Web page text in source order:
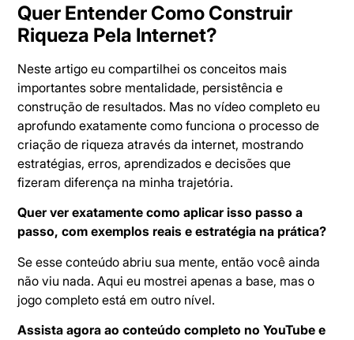
Quer Entender Como Construir
Riqueza Pela Internet?
Neste artigo eu compartilhei os conceitos mais
importantes sobre mentalidade, persistência e
construção de resultados. Mas no vídeo completo eu
aprofundo exatamente como funciona o processo de
criação de riqueza através da internet, mostrando
estratégias, erros, aprendizados e decisões que
fizeram diferença na minha trajetória.
Quer ver exatamente como aplicar isso passo a
passo, com exemplos reais e estratégia na prática?
Se esse conteúdo abriu sua mente, então você ainda
não viu nada. Aqui eu mostrei apenas a base, mas o
jogo completo está em outro nível.
Assista agora ao conteúdo completo no YouTube e